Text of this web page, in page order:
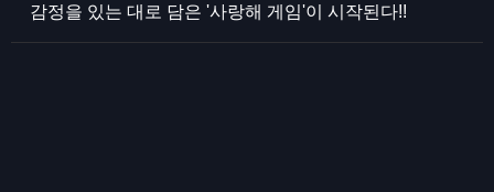
감정을 있는 대로 담은 '사랑해 게임'이 시작된다!!